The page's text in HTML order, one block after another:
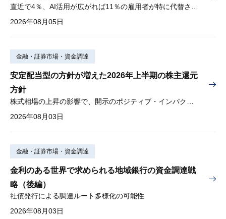
直近で4％、AI活用が広がれば11％の雇用者が特に代替されやすい
2026年08月05日
金融・証券市場・資金調達
安定配当型の方針が増えた2026年上半期の株主還元
方針
2026年08月03日
金融・証券市場・資金調達
金利のある世界で求められる地域銀行の資金調達戦
略（後編）
社債発行による調達ルート多様化の可能性
2026年08月03日